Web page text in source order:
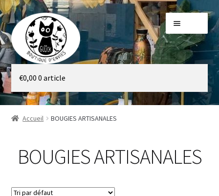
Aller
à
la
navigation
Aller
au
contenu
Galerie
Boutique
€0,00 0 article
Accueil BOUGIES ARTISANALES
BOUGIES ARTISANALES